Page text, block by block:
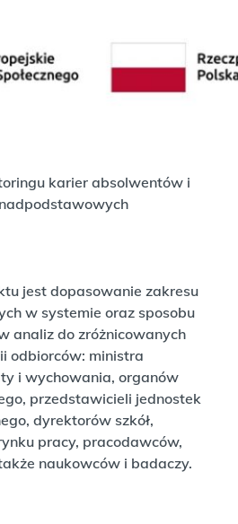
karier absolwentów i
jest dopasowanie zakresu
w systemie oraz sposobu
analiz do zróżnicowanych
odbiorców: ministra
i wychowania, organów
przedstawicieli jednostek
dyrektorów szkół,
pracy, pracodawców,
naukowców i badaczy.